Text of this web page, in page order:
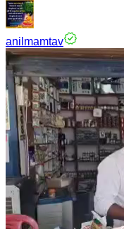
anilmamtav